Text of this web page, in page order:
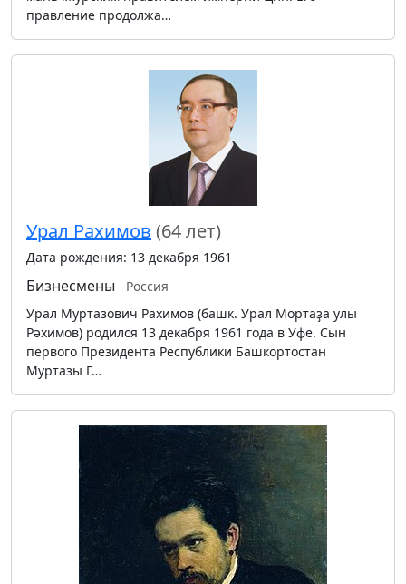
правление продолжа…
Урал Рахимов (64 лет)
Дата рождения: 13 декабря 1961
Бизнесмены
Россия
Урал Муртазович Рахимов (башк. Урал Мортаҙа улы
Рәхимов) родился 13 декабря 1961 года в Уфе. Сын
первого Президента Республики Башкортостан
Муртазы Г…